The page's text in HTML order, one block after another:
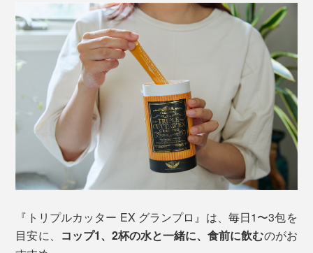
『トリプルカッター EX グランプロ』は、毎日1〜3包を
目安に、
コップ1、2杯の水と一緒に、食前に飲むのがお